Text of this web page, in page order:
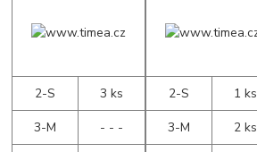
2-S
3 ks
3-M
- - -
2-S
1 ks
3-M
2 ks